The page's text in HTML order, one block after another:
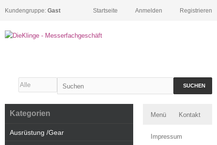
Kundengruppe: Gast Registrieren
Anmelden
Startseite
SUCHEN
Menü Kontakt
Impressum
Kategorien
Ausrüstung /Gear